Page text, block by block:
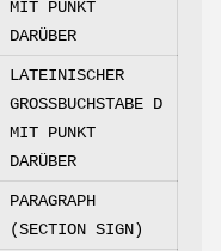
MIT PUNKT
DARÜBER
LATEINISCHER
GROSSBUCHSTABE D
MIT PUNKT
DARÜBER
PARAGRAPH
(SECTION SIGN)